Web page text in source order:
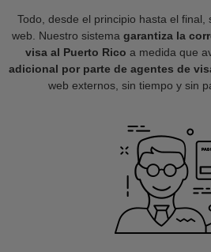
Todo, desde el principio hasta el final,
web. Nuestro sistema garantiza la
visa al Puerto Rico a medida que
adicional por parte de agentes de
web externos, sin tiempo y sin